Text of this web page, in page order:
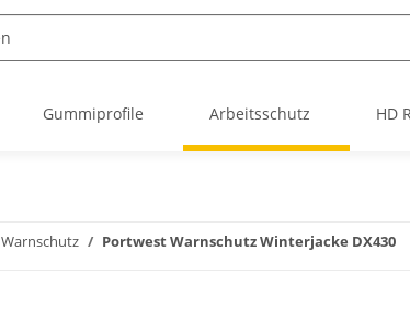
Gummiprofile Arbeitsschutz HD
Warnschutz Portwest Warnschutz Winterjacke DX430